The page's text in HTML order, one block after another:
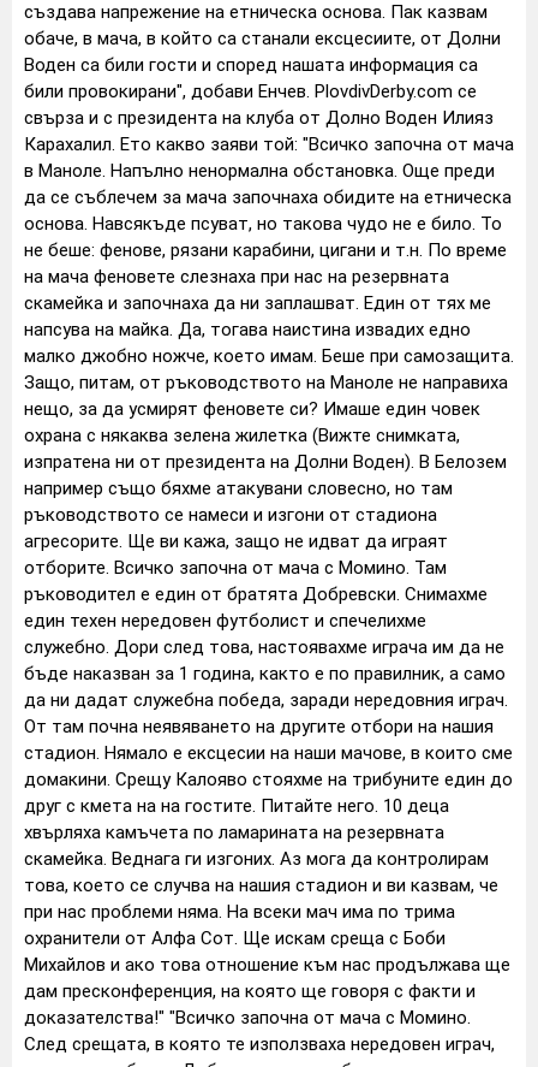
създава напрежение на етническа основа. Пак казвам
обаче, в мача, в който са станали ексцесиите, от Долни
Воден са били гости и според нашата информация са
били провокирани", добави Енчев. PlovdivDerby.com се
свърза и с президента на клуба от Долно Воден Илияз
Карахалил. Ето какво заяви той: "Всичко започна от мача
в Маноле. Напълно ненормална обстановка. Още преди
да се съблечем за мача започнаха обидите на етническа
основа. Навсякъде псуват, но такова чудо не е било. То
не беше: фенове, рязани карабини, цигани и т.н. По време
на мача феновете слезнаха при нас на резервната
скамейка и започнаха да ни заплашват. Един от тях ме
напсува на майка. Да, тогава наистина извадих едно
малко джобно ножче, което имам. Беше при самозащита.
Защо, питам, от ръководството на Маноле не направиха
нещо, за да усмирят феновете си? Имаше един човек
охрана с някаква зелена жилетка (Вижте снимката,
изпратена ни от президента на Долни Воден). В Белозем
например също бяхме атакувани словесно, но там
ръководството се намеси и изгони от стадиона
агресорите. Ще ви кажа, защо не идват да играят
отборите. Всичко започна от мача с Момино. Там
ръководител е един от братята Добревски. Снимахме
един техен нередовен футболист и спечелихме
служебно. Дори след това, настоявахме играча им да не
бъде наказван за 1 година, както е по правилник, а само
да ни дадат служебна победа, заради нередовния играч.
От там почна неявяването на другите отбори на нашия
стадион. Нямало е ексцесии на наши мачове, в които сме
домакини. Срещу Калояво стояхме на трибуните един до
друг с кмета на на гостите. Питайте него. 10 деца
хвърляха камъчета по ламарината на резервната
скамейка. Веднага ги изгоних. Аз мога да контролирам
това, което се случва на нашия стадион и ви казвам, че
при нас проблеми няма. На всеки мач има по трима
охранители от Алфа Сот. Ще искам среща с Боби
Михайлов и ако това отношение към нас продължава ще
дам пресконференция, на която ще говоря с факти и
доказателства!" "Всичко започна от мача с Момино.
След срещата, в която те използваха нередовен играч,